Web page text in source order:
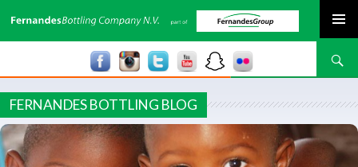
Zoeken
FERNANDES BOTTLING BLOG